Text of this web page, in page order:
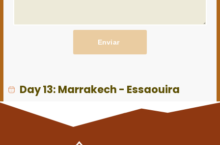
Enviar
Day 13: Marrakech - Essaouira